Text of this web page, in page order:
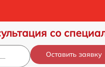
со
Оставить заявку